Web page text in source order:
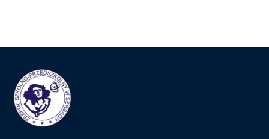
Przydatne
Ministerstwo edukacji
Kuratorium Oświaty
Biuletyn informacji Publicznej
Dziennik elektroniczny